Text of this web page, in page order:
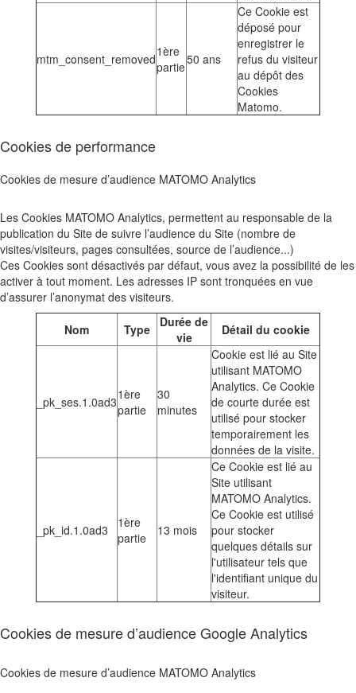
mtm_consent_removed1ère
partie50 ans
Ce Cookie est
déposé pour
enregistrer le
refus du visiteur
au dépôt des
Cookies
Matomo.
Cookies de performance
Cookies de mesure d’audience MATOMO Analytics
Les Cookies MATOMO Analytics, permettent au responsable de la
publication du Site de suivre l’audience du Site (nombre de
visites/visiteurs, pages consultées, source de l’audience...)
Ces Cookies sont désactivés par défaut, vous avez la possibilité de les
activer à tout moment. Les adresses IP sont tronquées en vue
d’assurer l’anonymat des visiteurs.
Nom Type
Durée de
vie
Détail du cookie
_pk_ses.1.0ad31ère
partie
30
minutes
Cookie est lié au Site
utilisant MATOMO
Analytics. Ce Cookie
de courte durée est
utilisé pour stocker
temporairement les
données de la visite.
_pk_id.1.0ad3
1ère
partie
13 mois
Ce Cookie est lié au
Site utilisant
MATOMO Analytics.
Ce Cookie est utilisé
pour stocker
quelques détails sur
l'utilisateur tels que
l'identifiant unique du
visiteur.
Cookies de mesure d’audience Google Analytics
Cookies de mesure d’audience MATOMO Analytics